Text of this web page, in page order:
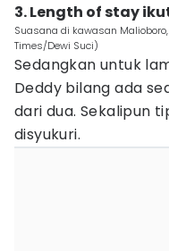
3. Length of stay
Suasana di kawasan
Times/Dewi Suci)
Sedangkan untuk
Deddy bilang ada
dari dua. Sekalipun
disyukuri.